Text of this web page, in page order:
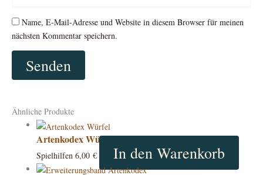
Name, E-Mail-Adresse und Website in diesem Browser für meinen
nächsten Kommentar speichern.
Ähnliche Produkte
Artenkodex Würfelset
Spielhilfen 6,00 € In den Warenkorb